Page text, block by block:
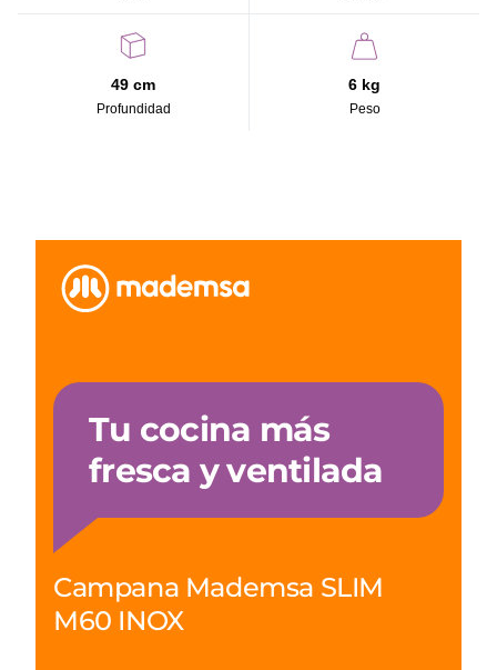
49 cm
Profundidad
6 kg
Peso